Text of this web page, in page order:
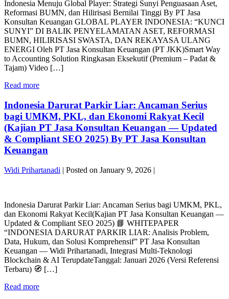
Jasa
Konsultan
Keuangan
Blockchain
PT
Jasa
Konsultan
Keuangan
untuk
Ekonomi
Indonesia
By
PT
Jasa
Konsultan
Keuangan
Global
Player:
Strategi
Sunyi
Penguasaan
Aset,
Reformasi
BUMN,
Hilirisasi
Tinggi
By
PT
Jasa
Konsultan
Keuangan
Indonesia Menuju Global Player: Strategi Sunyi Penguasaan Aset,
Reformasi BUMN, dan Hilirisasi Bernilai Tinggi By PT Jasa
Konsultan Keuangan GLOBAL PLAYER INDONESIA: “KUNCI
SUNYI” DI BALIK PENYELAMATAN ASET, REFORMASI
BUMN, HILIRISASI SWASTA, DAN REKAYASA ULANG
ENERGI Oleh PT Jasa Konsultan Keuangan (PT JKK)Smart Way
to Accounting Solution Ringkasan Eksekutif (Premium – Padat &
Tajam) Video […]
Read moreIndonesia
Global
Player:
Strategi
Sunyi
Penguasaan
Aset,
BUMN,
dan
Tinggi
By
PT
Jasa
Konsultan
Keuangan
Indonesia Darurat Parkir Liar: Ancaman Serius
bagi UMKM, PKL, dan Ekonomi Rakyat Kecil
(Kajian PT Jasa Konsultan Keuangan — Updated
& Compliant SEO 2025) By PT Jasa Konsultan
Keuangan
Widi Prihartanadi | Posted on January 9, 2026 |
Parkir
Liar:
Ancaman
Serius
bagi
UMKM,
PKL,
dan
Rakyat
Indonesia Darurat Parkir Liar: Ancaman Serius bagi UMKM, PKL,
dan Ekonomi Rakyat Kecil(Kajian PT Jasa Konsultan Keuangan —
Updated & Compliant SEO 2025) 📘 WHITEPAPER
“INDONESIA DARURAT PARKIR LIAR: Analisis Problem,
Data, Hukum, dan Solusi Komprehensif” PT Jasa Konsultan
Keuangan — Widi Prihartanadi, Integrasi Multi-Teknologi
Blockchain & AI TerupdateTanggal: Januari 2026 (Versi Referensi
Terbaru) 🧭 […]
Read moreIndonesia